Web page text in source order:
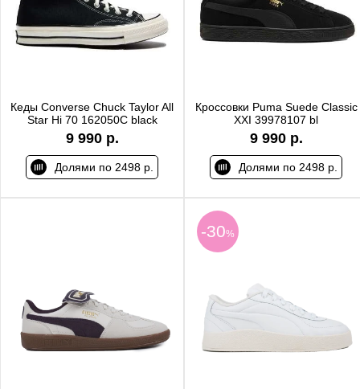
Кеды Converse Chuck Taylor All
Star Hi 70 162050C black
9 990 р.
Долями по 2498 р.
Кроссовки Puma Suede Classic
XXI 39978107 bl
9 990 р.
Долями по 2498 р.
-30%